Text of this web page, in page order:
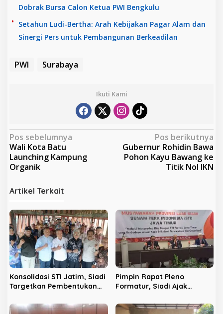
Dobrak Bursa Calon Ketua PWI Bengkulu
Setahun Ludi-Bertha: Arah Kebijakan Pagar Alam dan
Sinergi Pers untuk Pembangunan Berkeadilan
PWI Surabaya
Ikuti Kami
N
a
v
g
a
s
i
p
o
s
Pos sebelumnya
Wali Kota Batu
Launching Kampung
Organik
Pos berikutnya
Gubernur Rohidin Bawa
Pohon Kayu Bawang ke
Titik Nol IKN
Artikel Terkait
Konsolidasi STI Jatim, Siadi
Targetkan Pembentukan
Kecamatan
Pimpin Rapat Pleno
Formatur, Siadi Ajak
Demi Kemajuan STI Jatim